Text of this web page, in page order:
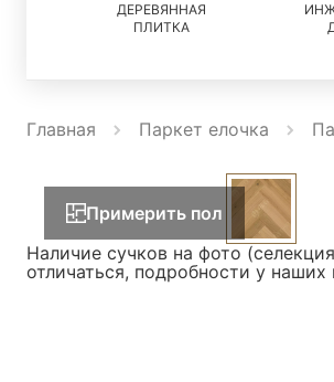
ДЕРЕВЯННАЯ
ПЛИТКА
Главная Паркет елочка
Примерить пол
Наличие сучков на фото
отличаться, подробности у